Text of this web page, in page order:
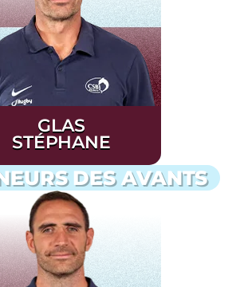
GLAS
STÉPHANE
DES AVANTS